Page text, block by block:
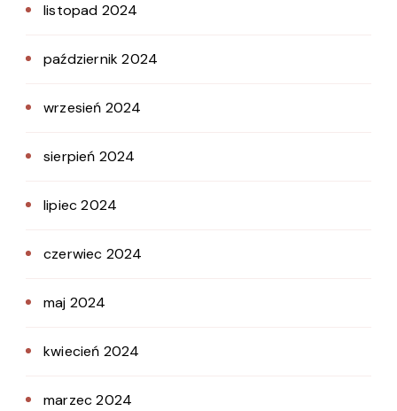
listopad 2024
październik 2024
wrzesień 2024
sierpień 2024
lipiec 2024
czerwiec 2024
maj 2024
kwiecień 2024
marzec 2024